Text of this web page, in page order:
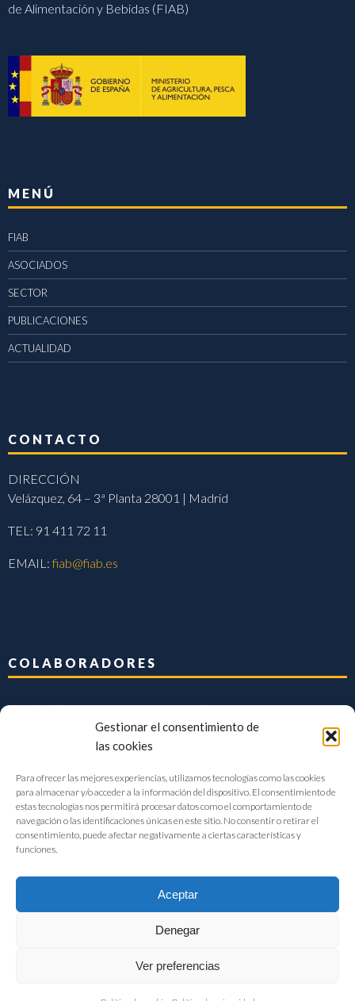
Gestionar el consentimiento de
las cookies
Para ofrecer las mejores experiencias, utilizamos tecnologías como las cookies
para almacenar y/o acceder a la información del dispositivo. El consentimiento de
estas tecnologías nos permitirá procesar datos como el comportamiento de
navegación o las identificaciones únicas en este sitio. No consentir o retirar el
consentimiento, puede afectar negativamente a ciertas características y
funciones.
Aceptar
Denegar
Ver preferencias
de Alimentación y Bebidas (FIAB)
MENÚ
FIAB
ASOCIADOS
SECTOR
PUBLICACIONES
ACTUALIDAD
CONTACTO
DIRECCIÓN
Velázquez, 64 – 3ª Planta 28001 | Madrid
TEL: 91 411 72 11
EMAIL:fiab@fiab.es
COLABORADORES
FIAB Federación Española de Industrias de la Alimentación y Bebidas